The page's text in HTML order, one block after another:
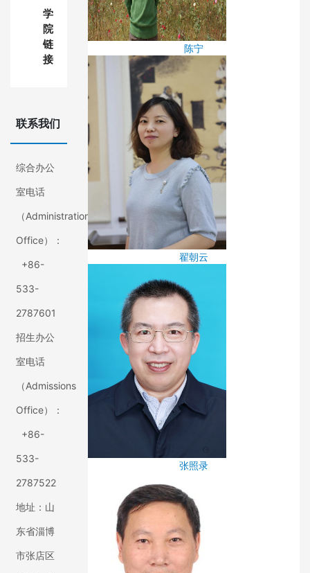
学
院
链
接
联系我们
综合办公
室电话
（Administration
Office）：
+86-
533-
2787601
招生办公
室电话
（Admissions
Office）：
+86-
533-
2787522
地址：山
东省淄博
市张店区
陈宁
翟朝云
张照录